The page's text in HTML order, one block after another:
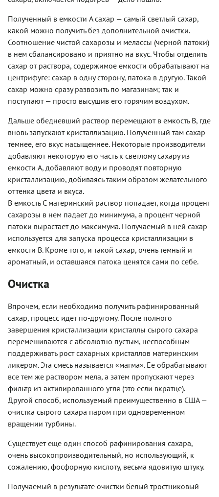
Полученный в емкости A сахар — самый светлый сахар,
какой можно получить без дополнительной очистки.
Соотношение чистой сахарозы и мелассы (черной патоки)
в нем сбалансировано и приятно на вкус. Чтобы отделить
сахар от раствора, содержимое емкости обрабатывают на
центрифуге: сахар в одну сторону, патока в другую. Такой
сахар можно сразу развозить по магазинам; так и
поступают — просто высушив его горячим воздухом.
Дальше обедневший раствор перемещают в емкость B, где
вновь запускают кристаллизацию. Полученный там сахар
темнее, его вкус насыщеннее. Некоторые производители
добавляют некоторую его часть к светлому сахару из
емкости A, добавляют воду и проводят повторную
кристаллизацию, добиваясь таким образом желательного
оттенка цвета и вкуса.
В емкость C материнский раствор попадает, когда процент
сахарозы в нем падает до минимума, а процент черной
патоки вырастает до максимума. Получаемый в ней сахар
используется для запуска процесса кристаллизации в
емкости B. Кроме того, и такой сахар, очень темный и
ароматный, и оставшаяся патока ценятся сами по себе.
Очистка
Впрочем, если необходимо получить рафинированный
сахар, процесс идет по-другому. После полного
завершения кристаллизации кристаллы сырого сахара
перемешиваются с абсолютно пустым, неспособным
поддерживать рост сахарных кристаллов материнским
ликером. Эта смесь называется «магма». Ее обрабатывают
все тем же раствором мела, а затем пропускают через
фильтр из активированного угля (это если вкратце).
Другой способ, используемый преимущественно в США —
очистка сырого сахара паром при одновременном
вращении турбины.
Существует еще один способ рафинирования сахара,
очень высокопроизводительный, но использующий, к
сожалению, фосфорную кислоту, весьма ядовитую штуку.
Получаемый в результате очистки белый тростниковый